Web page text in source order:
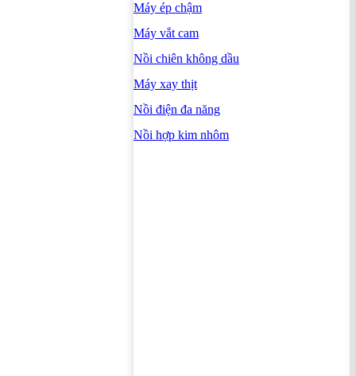
Máy ép chậm
Máy vắt cam
Nồi chiên không dầu
Máy xay thịt
Nồi điện đa năng
Nồi hợp kim nhôm